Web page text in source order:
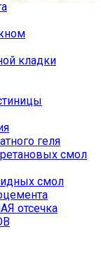
кладки
геля
смол
смол
отсечка